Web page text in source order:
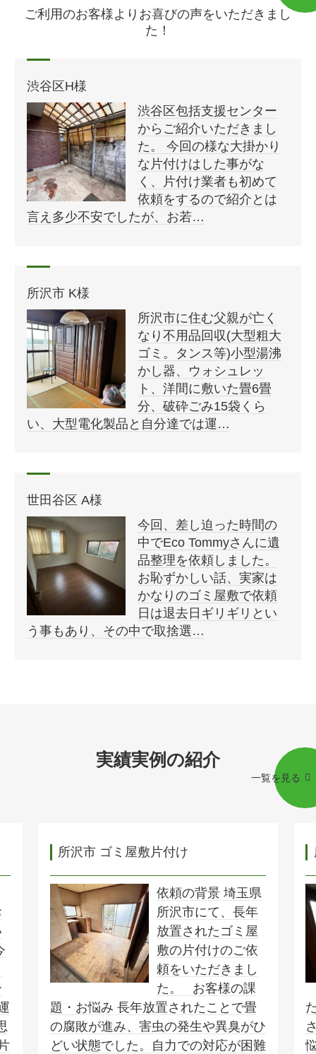
ご利用のお客様よりお喜びの声をいただきまし
た！
渋谷区H様
渋谷区包括支援センター
からご紹介いただきまし
た。 今回の様な大掛かり
な片付けはした事がな
く、片付け業者も初めて
依頼をするので紹介とは
言え多少不安でしたが、お若…
所沢市 K様
所沢市に住む父親が亡く
なり不用品回収(大型粗大
ゴミ。タンス等)小型湯沸
かし器、ウォシュレッ
ト、洋間に敷いた畳6畳
分、破砕ごみ15袋くら
い、大型電化製品と自分達では運…
世田谷区 A様
今回、差し迫った時間の
中でEco Tommyさんに遺
品整理を依頼しました。
お恥ずかしい話、実家は
かなりのゴミ屋敷で依頼
日は退去日ギリギリとい
う事もあり、その中で取捨選…
実績実例の紹介
一覧を見る
所沢市 ゴミ屋敷片付け
依頼の背景 埼玉県
所沢市にて、長年
放置されたゴミ屋
敷の片付けのご依
頼をいただきまし
た。 お客様の課
題・お悩み 長年放置されたことで畳
の腐敗が進み、害虫の発生や異臭がひ
どい状態でした。自力での対応が困難